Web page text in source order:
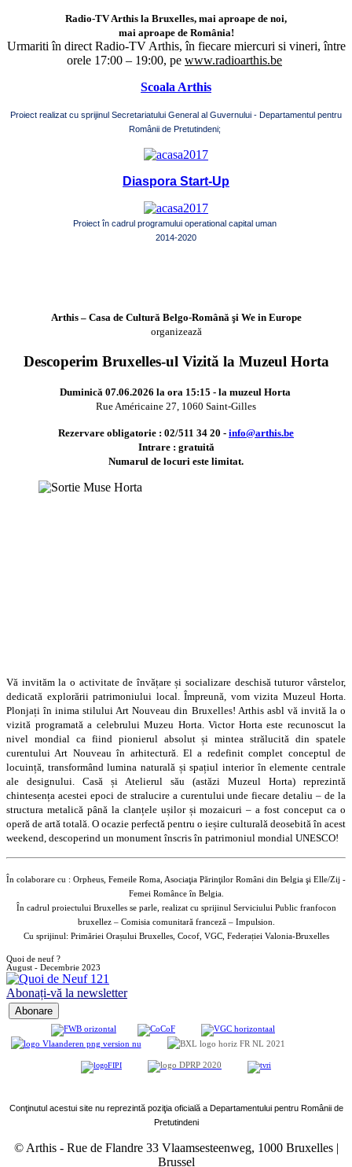
Radio-TV Arthis la Bruxelles, mai aproape de noi,
mai aproape de România!
Urmariti în direct Radio-TV Arthis, în fiecare miercuri si vineri, între
orele 17:00 – 19:00, pe www.radioarthis.be
Scoala Arthis
Proiect realizat cu sprijinul Secretariatului General al Guvernului - Departamentul pentru
Românii de Pretutindeni;
Diaspora Start-Up
Proiect în cadrul programului operational capital uman
2014-2020
Arthis – Casa de Cultură Belgo-Română şi We in Europe
organizează
Descoperim Bruxelles-ul Vizită la Muzeul Horta
Duminică 07.06.2026 la ora 15:15 - la muzeul Horta
Rue Américaine 27, 1060 Saint-Gilles
Rezervare obligatorie : 02/511 34 20 - info@arthis.be
Intrare : gratuită
Numarul de locuri este limitat.
Vă invităm la o activitate de învățare și socializare deschisă tuturor vârstelor,
dedicată explorării patrimoniului local. Împreună, vom vizita Muzeul Horta.
Plonjați în inima stilului Art Nouveau din Bruxelles! Arthis asbl vă invită la o
vizită programată a celebrului Muzeu Horta. Victor Horta este recunoscut la
nivel mondial ca fiind pionierul absolut și mintea strălucită din spatele
curentului Art Nouveau în arhitectură. El a redefinit complet conceptul de
locuință, transformând lumina naturală și spațiul interior în elemente centrale
ale designului. Casă și Atelierul său (astăzi Muzeul Horta) reprezintă
chintesența acestei epoci de stralucire a curentului unde fiecare detaliu – de la
structura metalică până la clanțele ușilor și mozaicuri – a fost conceput ca o
operă de artă totală. O ocazie perfectă pentru o ieșire culturală deosebită în acest
weekend, descoperind un monument înscris în patrimoniul mondial UNESCO!
În colaborare cu : Orpheus, Femeile Roma, Asociaţia Părinţilor Români din Belgia şi Elle/Zij -
Femei Românce în Belgia.
În cadrul proiectului Bruxelles se parle, realizat cu sprijinul Serviciului Public franfocon
bruxellez – Comisia comunitară franceză – Impulsion.
Cu sprijinul: Primăriei Orașului Bruxelles, Cocof, VGC, Federației Valonia-Bruxelles
Quoi de neuf ?
August - Decembrie 2023
Abonați-vă la newsletter
Conţinutul acestui site nu reprezintă poziţia oficială a Departamentului pentru Românii de
Pretutindeni
© Arthis -Rue de Flandre 33 Vlaamsesteenweg, 1000 Bruxelles |
Brussel